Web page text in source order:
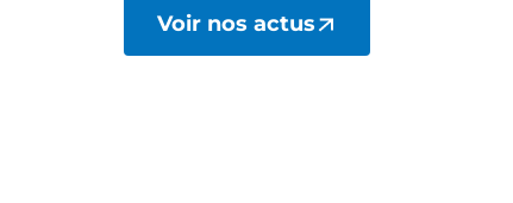
Voir nos actus